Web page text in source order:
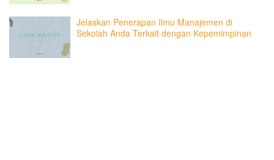
Jelaskan Penerapan Ilmu Manajemen di
Sekolah Anda Terkait dengan Kepemimpinan